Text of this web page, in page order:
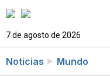
7 de agosto de 2026
Noticias Mundo